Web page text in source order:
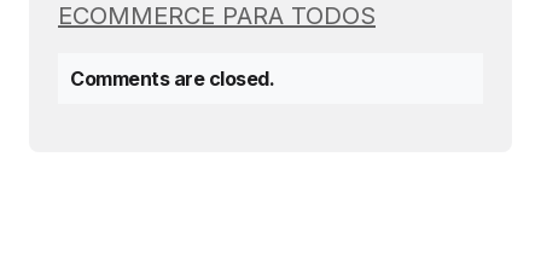
ECOMMERCE PARA TODOS
Comments are closed.